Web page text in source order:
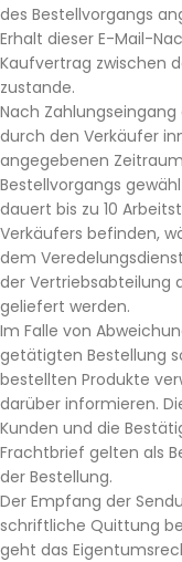
des Bestellvorgangs
Erhalt dieser E-Mail-
Kaufvertrag zwischen
zustande.
Nach
durch den Verkäufer
angegebenen
Bestellvorgangs
dauert bis zu 10
Verkäufers befinden,
dem
der Vertriebsabteilung
geliefert werden.
Im Falle von
getätigten Bestellung
bestellten Produkte
darüber informieren.
Kunden und die
Frachtbrief gelten als
der Bestellung.
Der Empfang der
schriftliche Quittung
geht das